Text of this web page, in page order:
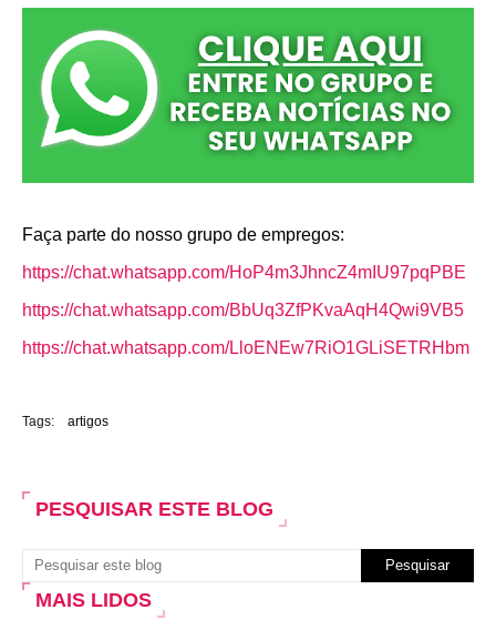
e
o
o
t
s
A
t
e
r
r
Faça parte do nosso grupo de empregos:
https://chat.whatsapp.com/HoP4m3JhncZ4mIU97pqPBE
https://chat.whatsapp.com/BbUq3ZfPKvaAqH4Qwi9VB5
https://chat.whatsapp.com/LloENEw7RiO1GLiSETRHbm
Tags: artigos
PESQUISAR ESTE BLOG
MAIS LIDOS